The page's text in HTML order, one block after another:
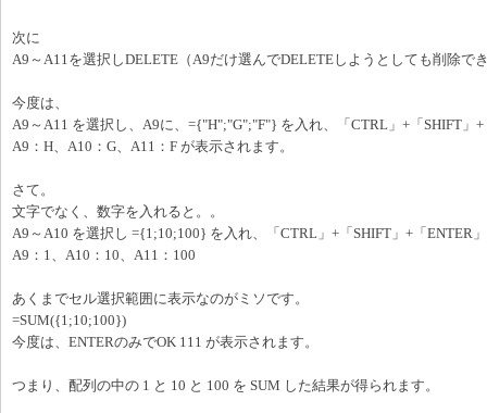
次に
A9～A11を選択しDELETE（A9だけ選んでDELETEしようとしても削除で
今度は、
A9～A11 を選択し、A9に、={"H";"G";"F"} を入れ、「CTRL」+「SHIFT」+
A9：H、A10：G、A11：F が表示されます。
さて。
文字でなく、数字を入れると。。
A9～A10 を選択し ={1;10;100} を入れ、「CTRL」+「SHIFT」+「ENTER」
A9：1、A10：10、A11：100
あくまでセル選択範囲に表示なのがミソです。
=SUM({1;10;100})
今度は、ENTERのみでOK 111 が表示されます。
つまり、配列の中の 1 と 10 と 100 を SUM した結果が得られます。